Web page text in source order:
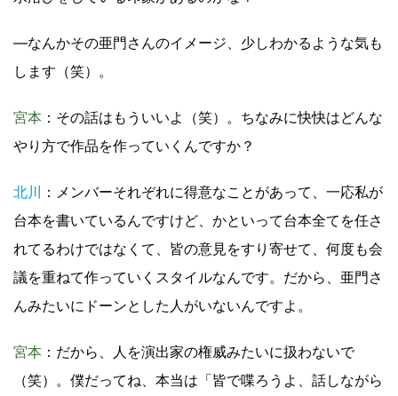
―なんかその亜門さんのイメージ、少しわかるような気も
します（笑）。
宮本 ：その話はもういいよ（笑）。ちなみに快快はどんな
やり方で作品を作っていくんですか？
北川 ：メンバーそれぞれに得意なことがあって、一応私が
台本を書いているんですけど、かといって台本全てを任さ
れてるわけではなくて、皆の意見をすり寄せて、何度も会
議を重ねて作っていくスタイルなんです。だから、亜門さ
んみたいにドーンとした人がいないんですよ。
宮本 ：だから、人を演出家の権威みたいに扱わないで
（笑）。僕だってね、本当は「皆で喋ろうよ、話しながら